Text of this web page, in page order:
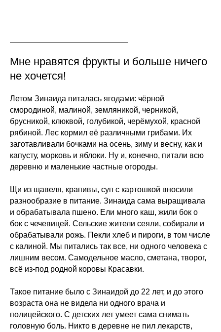
Мне нравятся фрукты и больше ничего
не хочется!
Летом Зинаида питалась ягодами: чёрной
смородиной, малиной, земляникой, черникой,
брусникой, клюквой, голубикой, черёмухой, красной
рябиной. Лес кормил её различными грибами. Их
заготавливали бочками на осень, зиму и весну, как и
капусту, морковь и яблоки. Ну и, конечно, питали всю
деревню и маленькие частные огороды.
Щи из щавеля, крапивы, суп с картошкой вносили
разнообразие в питание. Зинаида сама выращивала
и обрабатывала пшено. Ели много каш, жили бок о
бок с чечевицей. Сельские жители сеяли, собирали и
обрабатывали рожь. Пекли хлеб и пироги, в том числе
с калиной. Мы питались так все, ни одного человека с
лишним весом. Самодельное масло, сметана, творог,
всё из-под родной коровы Красавки.
Такое питание было с Зинаидой до 22 лет, и до этого
возраста она не видела ни одного врача и
полицейского. С детских лет умеет сама снимать
головную боль. Никто в деревне не пил лекарств,